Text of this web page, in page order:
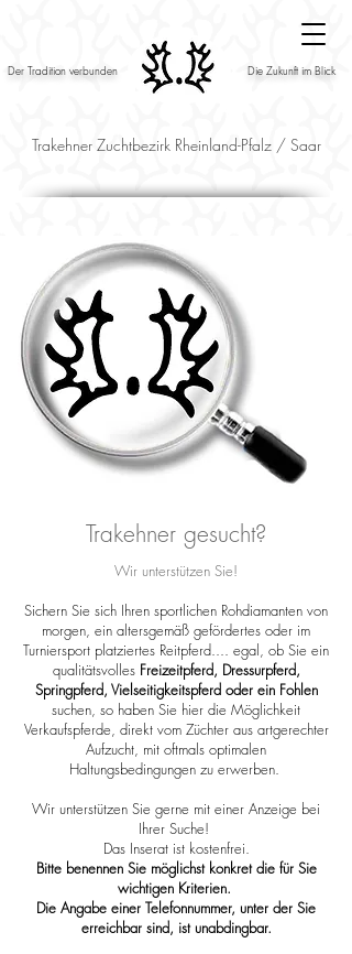
Der Tradition verbunden Die Zukunft im Blick
Trakehner Zuchtbezirk Rheinland-Pfalz / Saar
Trakehner gesucht?
Wir unterstützen Sie!
Sichern Sie sich Ihren sportlichen Rohdiamanten von
morgen, ein altersgemäß gefördertes oder im
Turniersport platziertes Reitpferd.... egal, ob Sie ein
qualitätsvolles Freizeitpferd, Dressurpferd,
Springpferd, Vielseitigkeitspferd oder ein Fohlen
suchen, so haben Sie hier die Möglichkeit
Verkaufspferde, direkt vom Züchter aus artgerechter
Aufzucht, mit oftmals optimalen
Haltungsbedingungen zu erwerben.
Wir unterstützen Sie gerne mit einer Anzeige bei
Ihrer Suche!
Das Inserat ist kostenfrei.
Bitte benennen Sie möglichst konkret die für Sie
wichtigen Kriterien.
Die Angabe einer Telefonnummer, unter der Sie
erreichbar sind, ist unabdingbar.